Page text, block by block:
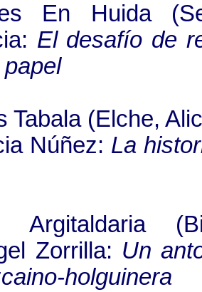
En Huida
El desafío de
Tabala (Elche,
Núñez: La
Zorrilla: Un
holguinera